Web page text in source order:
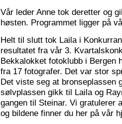
Vår leder Anne tok deretter og
høsten. Programmet ligger på
Helt til slutt tok Laila i
resultatet fra vår 3.
Bekkalokket fotoklubb i
fra 17 fotografer. Det var stor
Det viste seg at bronseplassen
sølvplassen gikk til Laila og
gangen til Steinar. Vi gratulerer
og bildene finner du her på vår